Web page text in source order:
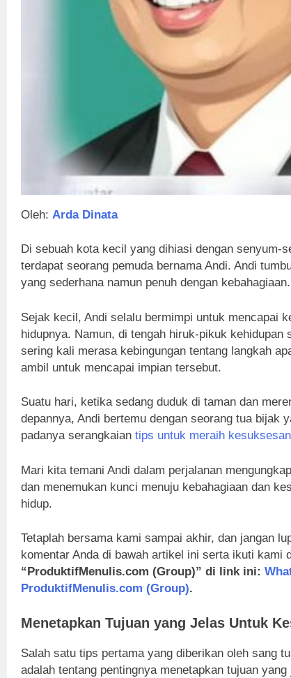
Oleh: Arda Dinata
Di sebuah kota kecil yang dihiasi dengan senyum-
terdapat seorang pemuda bernama Andi. Andi
yang sederhana namun penuh dengan kebahagiaan.
Sejak kecil, Andi selalu bermimpi untuk mencapai
hidupnya. Namun, di tengah hiruk-pikuk kehidupan
sering kali merasa kebingungan tentang langkah
ambil untuk mencapai impian tersebut.
Suatu hari, ketika sedang duduk di taman dan
depannya, Andi bertemu dengan seorang tua bijak
padanya serangkaian tips untuk meraih
Mari kita temani Andi dalam perjalanan
dan menemukan kunci menuju kebahagiaan dan
hidup.
Tetaplah bersama kami sampai akhir, dan jangan
komentar Anda di bawah artikel ini serta ikuti kami
“ProduktifMenulis.com (Group)” di link ini:
ProduktifMenulis.com (Group).
Menetapkan Tujuan yang Jelas Untuk
Salah satu tips pertama yang diberikan oleh sang
adalah tentang pentingnya menetapkan tujuan